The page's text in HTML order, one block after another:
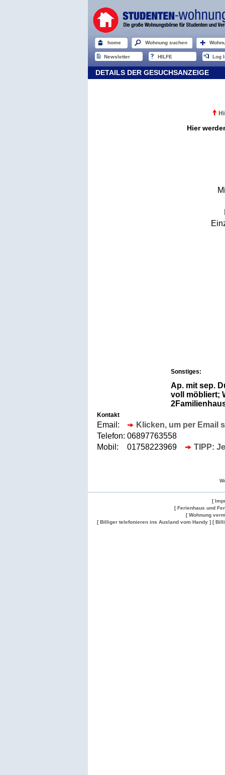
home Wohnung suchen
Newsletter HILFE Log
DETAILS DER GESUCHSANZEIGE
Hier
Sonstiges:
Ap. mit sep.
voll möbliert;
Kontakt
Email:
Klicken, um per Email
Telefon: 06897763558
Mobil:
01758223969 TIPP:
[
[ Ferienhaus und
[ Wohnung
[ Billiger telefonieren ins Ausland vom Handy ] [